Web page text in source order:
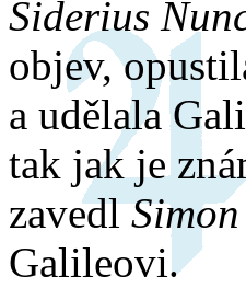
Siderius
objev,
a udělala
tak jak je
zavedl
Galileovi.